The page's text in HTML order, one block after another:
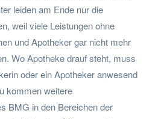
leiden am Ende nur die
weil viele Leistungen ohne
und Apotheker gar nicht mehr
Wo Apotheke drauf steht, muss
oder ein Apotheker anwesend
kommen weitere
BMG in den Bereichen der